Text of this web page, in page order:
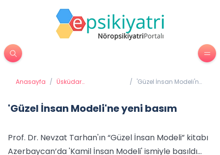
Anasayfa / Üsküdar
/ 'Güzel İnsan Modeli'ne
'Güzel İnsan Modeli'ne yeni basım
Prof. Dr. Nevzat Tarhan'ın “Güzel İnsan Modeli” kitabı
Azerbaycan’da 'Kamil İnsan Modeli' ismiyle basıldı...